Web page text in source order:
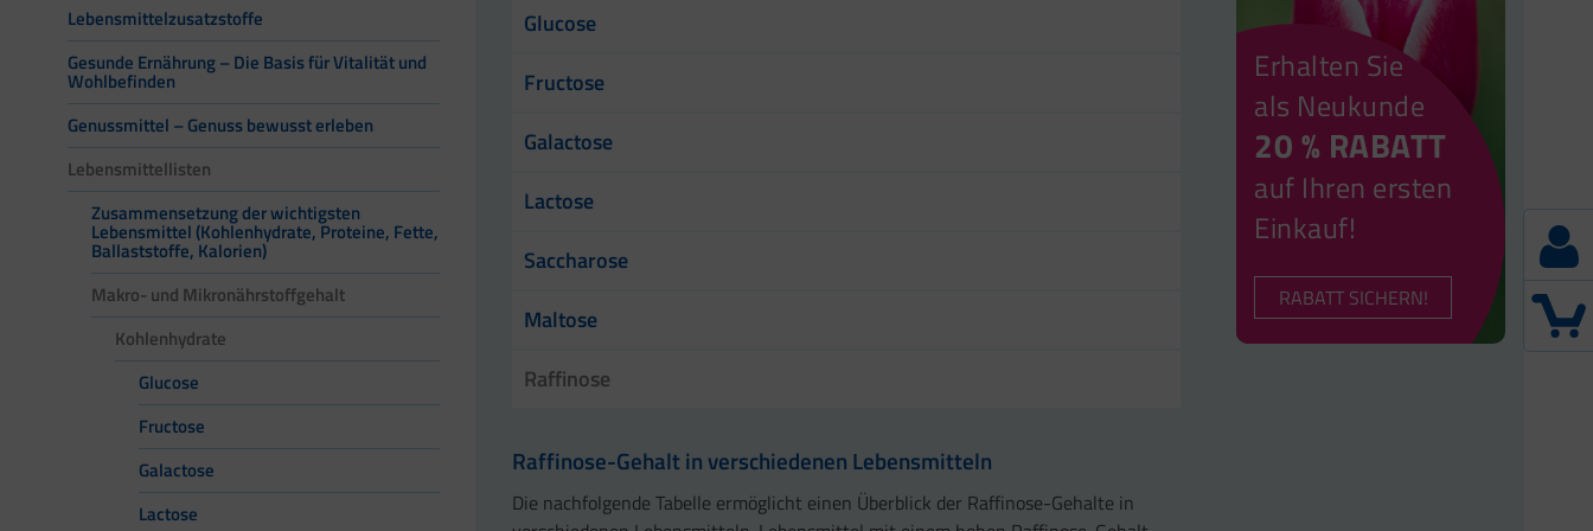
Lebensmittelzusatzstoffe
Gesunde Ernährung – Die Basis für Vitalität und
Wohlbefinden
Genussmittel – Genuss bewusst erleben
Lebensmittellisten
Zusammensetzung der wichtigsten
Lebensmittel (Kohlenhydrate, Proteine, Fette,
Ballaststoffe, Kalorien)
Makro- und Mikronährstoffgehalt
Kohlenhydrate
Glucose
Fructose
Galactose
Lactose
Glucose
Fructose
Galactose
Lactose
Saccharose
Maltose
Raffinose
Raffinose-Gehalt in verschiedenen Lebensmitteln
Die nachfolgende Tabelle ermöglicht einen Überblick der Raffinose-Gehalte in
Erhalten Sie
als Neukunde
20 % RABATT
auf Ihren ersten
Einkauf!
RABATT SICHERN!